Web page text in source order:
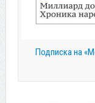
Подписка на